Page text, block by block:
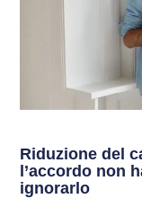
Riduzione del
l’accordo non
ignorarlo